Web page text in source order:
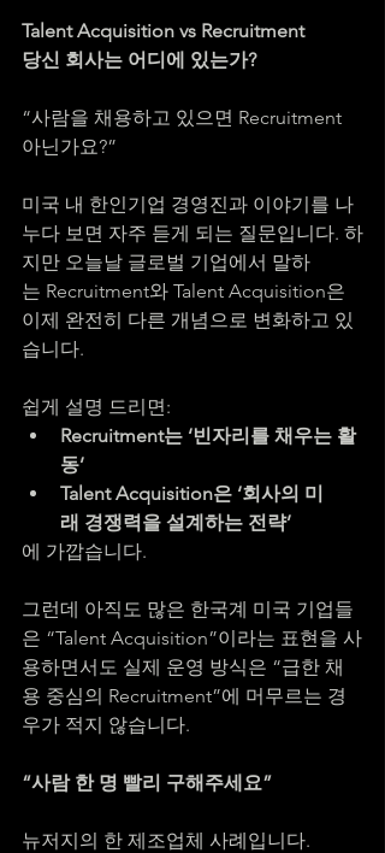
Talent Acquisition vs Recruitment
당신 회사는 어디에 있는가?
“사람을 채용하고 있으면 Recruitment
아닌가요?”
미국 내 한인기업 경영진과 이야기를 나
누다 보면 자주 듣게 되는 질문입니다. 하
지만 오늘날 글로벌 기업에서 말하
는 Recruitment와 Talent Acquisition은
이제 완전히 다른 개념으로 변화하고 있
습니다.
쉽게 설명 드리면:
Recruitment는 ‘빈자리를 채우는 활
동’
Talent Acquisition은 ‘회사의 미
래 경쟁력을 설계하는 전략’
에 가깝습니다.
그런데 아직도 많은 한국계 미국 기업들
은 “Talent Acquisition”이라는 표현을 사
용하면서도 실제 운영 방식은 “급한 채
용 중심의 Recruitment”에 머무르는 경
우가 적지 않습니다.
“사람 한 명 빨리 구해주세요”
뉴저지의 한 제조업체 사례입니다.